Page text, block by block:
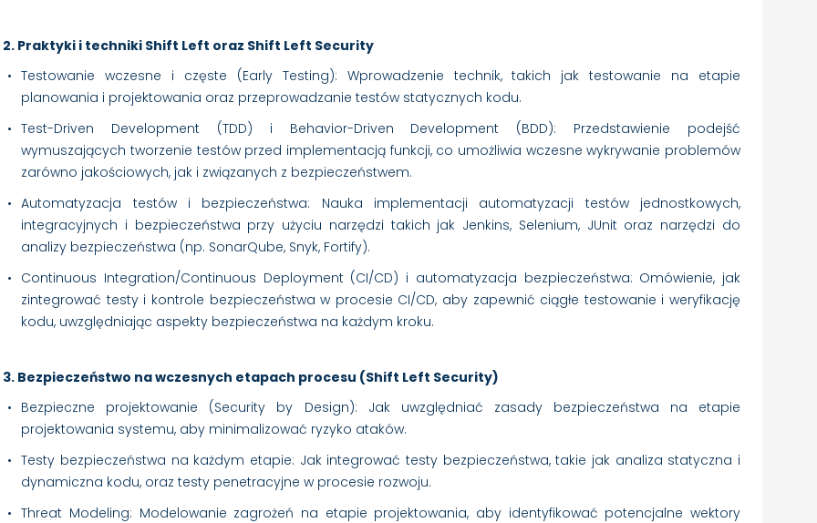
2. Praktyki i techniki Shift Left oraz Shift Left Security
Testowanie wczesne i częste (Early Testing): Wprowadzenie technik, takich jak testowanie na etapie
planowania i projektowania oraz przeprowadzanie testów statycznych kodu.
Test-Driven Development (TDD) i Behavior-Driven Development (BDD): Przedstawienie podejść
wymuszających tworzenie testów przed implementacją funkcji, co umożliwia wczesne wykrywanie problemów
zarówno jakościowych, jak i związanych z bezpieczeństwem.
Automatyzacja testów i bezpieczeństwa: Nauka implementacji automatyzacji testów jednostkowych,
integracyjnych i bezpieczeństwa przy użyciu narzędzi takich jak Jenkins, Selenium, JUnit oraz narzędzi do
analizy bezpieczeństwa (np. SonarQube, Snyk, Fortify).
Continuous Integration/Continuous Deployment (CI/CD) i automatyzacja bezpieczeństwa: Omówienie, jak
zintegrować testy i kontrole bezpieczeństwa w procesie CI/CD, aby zapewnić ciągłe testowanie i weryfikację
kodu, uwzględniając aspekty bezpieczeństwa na każdym kroku.
3. Bezpieczeństwo na wczesnych etapach procesu (Shift Left Security)
Bezpieczne projektowanie (Security by Design): Jak uwzględniać zasady bezpieczeństwa na etapie
projektowania systemu, aby minimalizować ryzyko ataków.
Testy bezpieczeństwa na każdym etapie: Jak integrować testy bezpieczeństwa, takie jak analiza statyczna i
dynamiczna kodu, oraz testy penetracyjne w procesie rozwoju.
Threat Modeling: Modelowanie zagrożeń na etapie projektowania, aby identyfikować potencjalne wektory